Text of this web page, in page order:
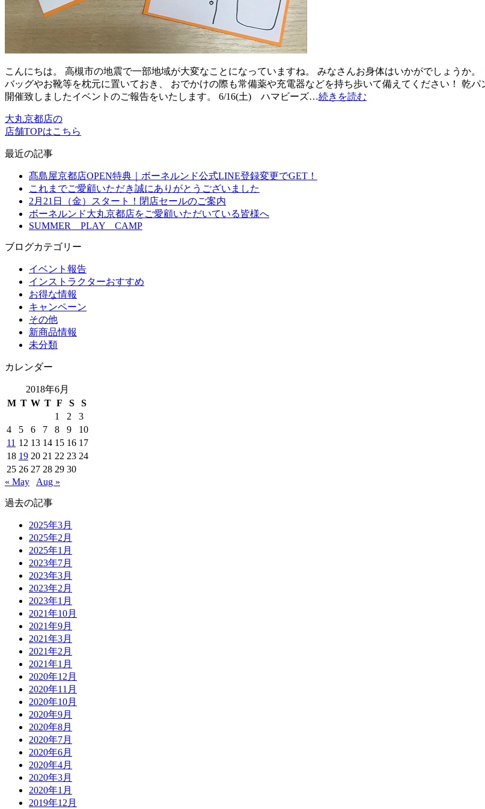
こんにちは。 高槻市の地震で一部地域が大変なことになっていますね。 みなさんお身体はいかがでしょうか
バッグやお靴等を枕元に置いておき、 おでかけの際も常備薬や充電器などを持ち歩いて備えてください！ 乾
開催致しましたイベントのご報告をいたします。 6/16(土) ハマビーズ…続きを読む
大丸京都店の
店舗TOPはこちら
最近の記事
髙島屋京都店OPEN特典｜ボーネルンド公式LINE登録変更でGET！
これまでご愛顧いただき誠にありがとうございました
2月21日（金）スタート！閉店セールのご案内
ボーネルンド大丸京都店をご愛顧いただいている皆様へ
SUMMER PLAY CAMP
ブログカテゴリー
イベント報告
インストラクターおすすめ
お得な情報
キャンペーン
その他
新商品情報
未分類
カレンダー
2018年6月
M T W T F S
S
1
2
3
4
5 6 7 8 9
10
11 12 13 14 15 16 17
18 19 20 21 22 23 24
25 26 27 28 29 30
« May
Aug »
過去の記事
2025年3月
2025年2月
2025年1月
2023年7月
2023年3月
2023年2月
2023年1月
2021年10月
2021年9月
2021年3月
2021年2月
2021年1月
2020年12月
2020年11月
2020年10月
2020年9月
2020年8月
2020年7月
2020年6月
2020年4月
2020年3月
2020年1月
2019年12月